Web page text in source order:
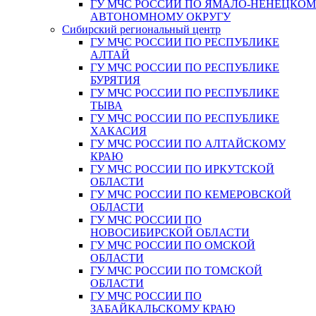
ГУ МЧС РОССИИ ПО ЯМАЛО-
АВТОНОМНОМУ ОКРУГУ
Сибирский региональный центр
ГУ МЧС РОССИИ ПО РЕСПУБЛИКЕ
АЛТАЙ
ГУ МЧС РОССИИ ПО РЕСПУБЛИКЕ
БУРЯТИЯ
ГУ МЧС РОССИИ ПО РЕСПУБЛИКЕ
ТЫВА
ГУ МЧС РОССИИ ПО РЕСПУБЛИКЕ
ХАКАСИЯ
ГУ МЧС РОССИИ ПО АЛТАЙСКОМУ
КРАЮ
ГУ МЧС РОССИИ ПО ИРКУТСКОЙ
ОБЛАСТИ
ГУ МЧС РОССИИ ПО КЕМЕРОВСКОЙ
ОБЛАСТИ
ГУ МЧС РОССИИ ПО
НОВОСИБИРСКОЙ ОБЛАСТИ
ГУ МЧС РОССИИ ПО ОМСКОЙ
ОБЛАСТИ
ГУ МЧС РОССИИ ПО ТОМСКОЙ
ОБЛАСТИ
ГУ МЧС РОССИИ ПО
ЗАБАЙКАЛЬСКОМУ КРАЮ